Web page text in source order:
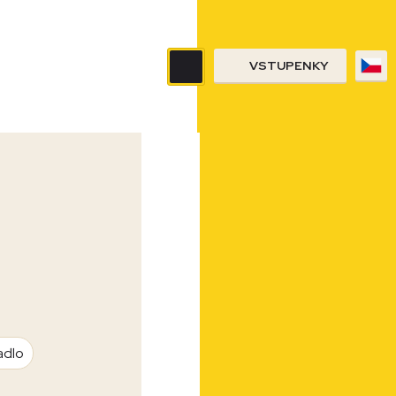
VSTUPENKY